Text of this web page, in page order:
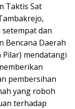
Taktis Sat
dan
Bencana Daerah
mendatangi
pembersihan
yang roboh
terhadap